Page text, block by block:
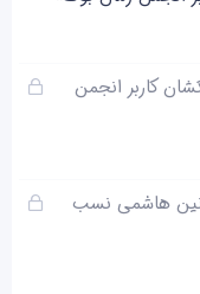
ق
ه
کاربر انجمن
ق
هاشمی نسب